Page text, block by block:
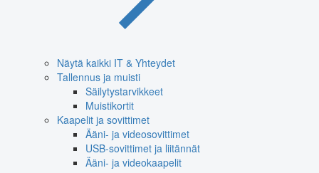
Näytä kaikki IT & Yhteydet
Tallennus ja muisti
Säilytystarvikkeet
Muistikortit
Kaapelit ja sovittimet
Ääni- ja videosovittimet
USB-sovittimet ja liitännät
Ääni- ja videokaapelit